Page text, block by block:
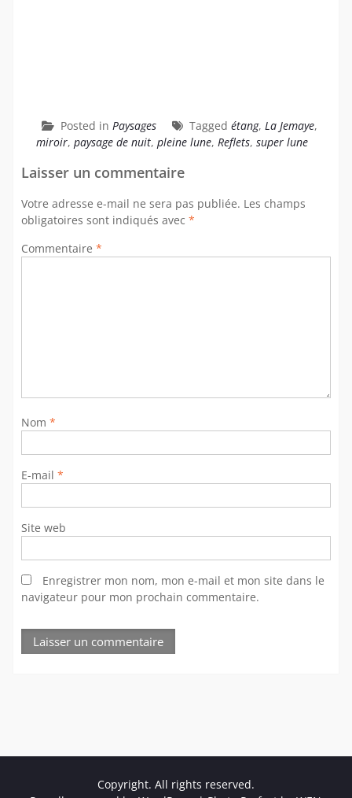
Posted inPaysages Taggedétang,La Jemaye,
miroir, paysage de nuit, pleine lune, Reflets, super lune
Laisser un commentaire
Votre adresse e-mail ne sera pas publiée. Les champs
obligatoires sont indiqués avec *
Commentaire *
Nom *
E-mail *
Site web
Enregistrer mon nom, mon e-mail et mon site dans le
navigateur pour mon prochain commentaire.
Copyright. All rights reserved.